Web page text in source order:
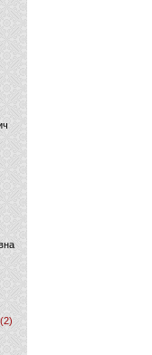
(2)